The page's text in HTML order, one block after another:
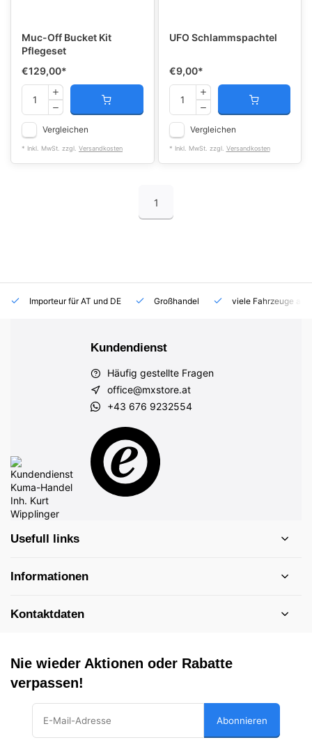
Muc-Off Bucket Kit
Pflegeset
€129,00*
Vergleichen
* Inkl. MwSt. zzgl. Versandkosten
UFO Schlammspachtel
€9,00*
Vergleichen
* Inkl. MwSt. zzgl. Versandkosten
1
Importeur für AT und DE Großhandel viele Fahrzeuge auf
Kundendienst
Häufig gestellte Fragen
office@mxstore.at
+43 676 9232554
Usefull links
Informationen
Kontaktdaten
Nie wieder Aktionen oder Rabatte
verpassen!
Abonnieren